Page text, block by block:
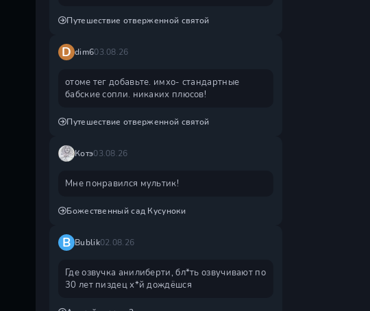
Путешествие отверженной святой
D dim603.08.26
отоме тег добавьте. имхо- стандартные
бабские сопли. никаких плюсов!
Путешествие отверженной святой
Котэ03.08.26
Мне понравился мультик!
Божественный сад Кусуноки
B Bublik02.08.26
Где озвучка анилиберти, бл*ть озвучивают по
30 лет пиздец х*й дождëшся